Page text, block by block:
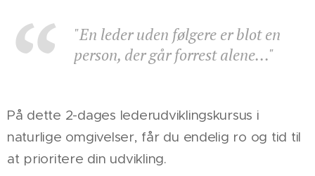
"En leder uden følgere er blot en
person, der går forrest alene..."
På dette 2-dages lederudviklingskursus i
naturlige omgivelser, får du endelig ro og tid til
at prioritere din udvikling.